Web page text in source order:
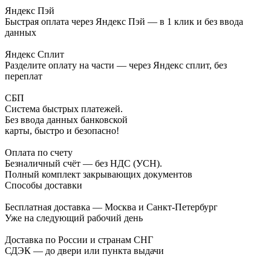
Яндекс Пэй
Быстрая оплата через Яндекс Пэй — в 1 клик и без ввода
данных
Яндекс Сплит
Разделите оплату на части — через Яндекс сплит, без
переплат
СБП
Система быстрых платежей.
Без ввода данных банковской
карты, быстро и безопасно!
Оплата по счету
Безналичный счёт — без НДС (УСН).
Полный комплект закрывающих документов
Способы доставки
Бесплатная доставка — Москва и Санкт-Петербург
Уже на следующий рабочий день
Доставка по России и странам СНГ
СДЭК — до двери или пункта выдачи